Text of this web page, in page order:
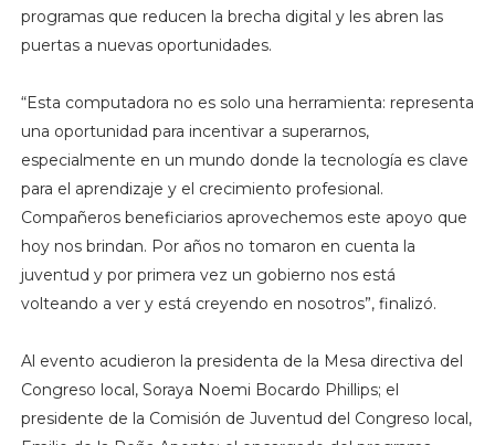
programas que reducen la brecha digital y les abren las
puertas a nuevas oportunidades.
“Esta computadora no es solo una herramienta: representa
una oportunidad para incentivar a superarnos,
especialmente en un mundo donde la tecnología es clave
para el aprendizaje y el crecimiento profesional.
Compañeros beneficiarios aprovechemos este apoyo que
hoy nos brindan. Por años no tomaron en cuenta la
juventud y por primera vez un gobierno nos está
volteando a ver y está creyendo en nosotros”, finalizó.
Al evento acudieron la presidenta de la Mesa directiva del
Congreso local, Soraya Noemi Bocardo Phillips; el
presidente de la Comisión de Juventud del Congreso local,